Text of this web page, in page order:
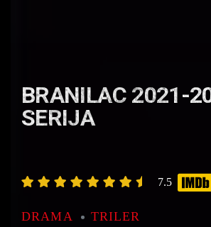
BRANILAC 2021-
SERIJA
7.5
DRAMA TRILER